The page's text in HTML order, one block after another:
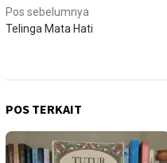
Navigasi
pos
Pos sebelumnya
Telinga Mata Hati
POS TERKAIT